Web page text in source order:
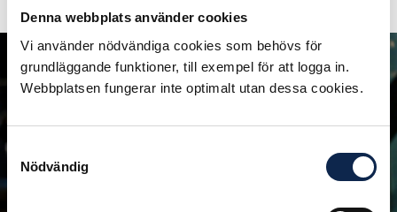
Denna webbplats använder cookies
Vi använder nödvändiga cookies som behövs för
grundläggande funktioner, till exempel för att logga in.
Webbplatsen fungerar inte optimalt utan dessa cookies.
Samtyckesval
Nödvändig
Att känna sig
stark i sitt yrkesliv
vara medlem i Scen & Film